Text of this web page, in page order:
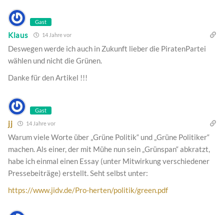
Gast
Klaus 14 Jahre vor
Deswegen werde ich auch in Zukunft lieber die PiratenPartei
wählen und nicht die Grünen.
Danke für den Artikel !!!
Gast
jj 14 Jahre vor
Warum viele Worte über „Grüne Politik“ und „Grüne Politiker“
machen. Als einer, der mit Mühe nun sein „Grünspan“ abkratzt,
habe ich einmal einen Essay (unter Mitwirkung verschiedener
Pressebeiträge) erstellt. Seht selbst unter:
https://www.jidv.de/Pro-herten/politik/green.pdf